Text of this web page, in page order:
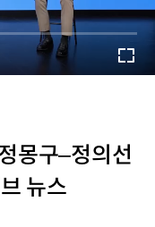
몽구–정의선
뉴스